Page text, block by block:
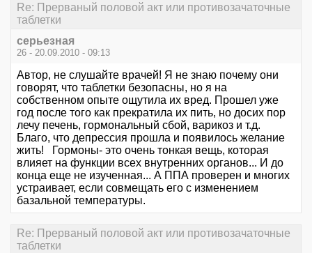
Re: Прерваный половой акт или противозачаточные
таблетки
серьезная
26 - 20.09.2010 - 09:13
Автор, не слушайте врачей! Я не знаю почему они
говорят, что таблетки безопасны, но я на
собственном опыте ощутила их вред. Прошел уже
год после того как прекратила их пить, но досих пор
лечу печень, гормональный сбой, варикоз и т.д.
Благо, что депрессия прошла и появилось желание
жить! Гормоны- это очень тонкая вещь, которая
влияет на функции всех внутренних органов... И до
конца еще не изученная... А ППА проверен и многих
устраивает, если совмещать его с изменением
базальной температуры.
Re: Прерваный половой акт или противозачаточные
таблетки